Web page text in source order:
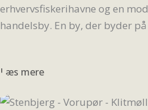
erhvervsfiskerihavne og en
handelsby. En by, der byder
Læs mere